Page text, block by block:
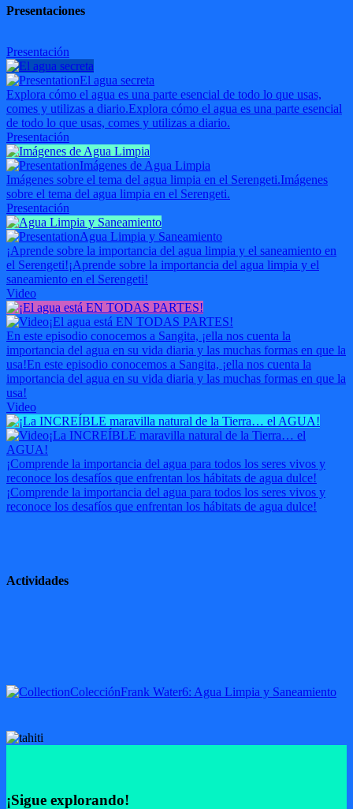
Presentaciones
Presentación
El agua secreta
Explora cómo el agua es una parte esencial de todo lo que usas,
comes y utilizas a diario.Explora cómo el agua es una parte esencial
de todo lo que usas, comes y utilizas a diario.
Presentación
Imágenes de Agua Limpia
Imágenes sobre el tema del agua limpia en el Serengeti.Imágenes
sobre el tema del agua limpia en el Serengeti.
Presentación
Agua Limpia y Saneamiento
¡Aprende sobre la importancia del agua limpia y el saneamiento en
el Serengeti!¡Aprende sobre la importancia del agua limpia y el
saneamiento en el Serengeti!
Video
¡El agua está EN TODAS PARTES!
En este episodio conocemos a Sangita, ¡ella nos cuenta la
importancia del agua en su vida diaria y las muchas formas en que la
usa!En este episodio conocemos a Sangita, ¡ella nos cuenta la
importancia del agua en su vida diaria y las muchas formas en que la
usa!
Video
¡La INCREÍBLE maravilla natural de la Tierra… el
AGUA!
¡Comprende la importancia del agua para todos los seres vivos y
reconoce los desafíos que enfrentan los hábitats de agua dulce!
¡Comprende la importancia del agua para todos los seres vivos y
reconoce los desafíos que enfrentan los hábitats de agua dulce!
Actividades
ColecciónFrank Water6: Agua Limpia y Saneamiento
¡Sigue explorando!